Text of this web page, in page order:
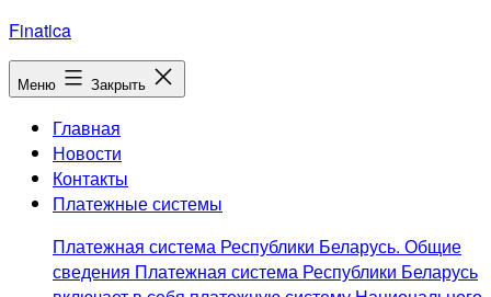
Перейти
к
содержимому
Finatica
Меню Закрыть
Главная
Новости
Контакты
Платежные системы
Платежная система Республики Беларусь. Общие
сведения Платежная система Республики Беларусь